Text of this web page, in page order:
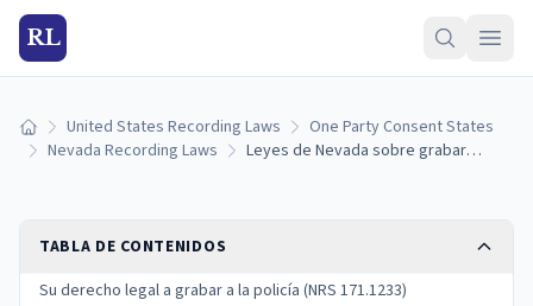
RL
Inicio United States Recording Laws
One Party Consent States
Nevada Recording Laws
Leyes de Nevada sobre grabar a la policía: sus derechos bajo NRS 171.1233 (2026)
TABLA DE CONTENIDOS
Su derecho legal a grabar a la policía (NRS 171.1233)